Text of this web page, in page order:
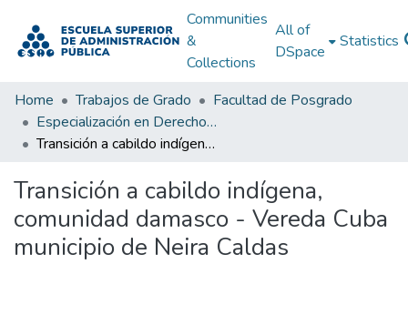
Communities
&
Collections
All of
DSpace
Statistics
Home Trabajos de Grado
Facultad de Posgrado
Especialización en Derechos Humanos
Transición a cabildo indígena, comunidad damasco - Vereda Cuba municipio de Neira Caldas
Transición a cabildo indígena,
comunidad damasco - Vereda Cuba
municipio de Neira Caldas